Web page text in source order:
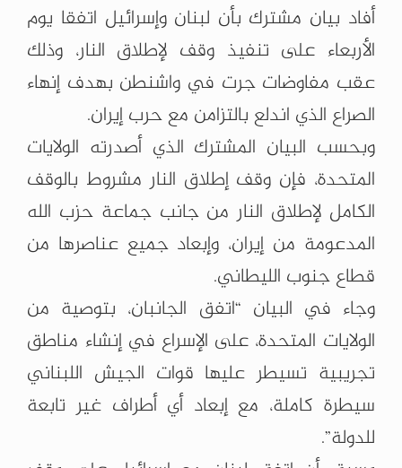
أفاد بيان مشترك بأن لبنان وإسرائيل اتفقا يوم
الأربعاء على تنفيذ وقف لإطلاق النار، وذلك
عقب مفاوضات جرت في واشنطن بهدف إنهاء
الصراع الذي اندلع بالتزامن مع حرب إيران.
وبحسب البيان المشترك الذي أصدرته الولايات
المتحدة، فإن وقف إطلاق النار مشروط بالوقف
الكامل لإطلاق النار من جانب جماعة حزب الله
المدعومة من إيران، وإبعاد جميع عناصرها من
قطاع جنوب الليطاني.
وجاء في البيان “اتفق الجانبان، بتوصية من
الولايات المتحدة، على الإسراع في إنشاء مناطق
تجريبية تسيطر عليها قوات الجيش اللبناني
سيطرة كاملة، مع إبعاد أي أطراف غير تابعة
للدولة”.